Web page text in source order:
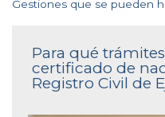
Gestiones que se pueden
Para qué
certificado de
Registro Civil de